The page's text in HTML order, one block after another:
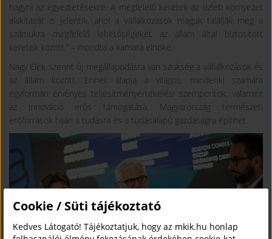
hagyni az egyeztetésekre. A megfelelő keretek az üzleti környezet
alakítását is jelentik, ahol a vállalkozások maguk találják meg a
számukra megfelelő lehetőségeket az állam által biztosított
keretek között.” – mondta a kamara elnöke.
Nagy Elek szerint új megállapodásra van szükség a vállalkozások és
az állam között. Ennek alapja a világos, mindenki számára
egyformán érvényes teljesítményértékelési szempontok, valamint
az innováció erős támogatása. Magyarország természeti
erőforrások híján a tudásra és a tudásalapú gazdaságra építhet.
Cookie / Süti tájékoztató
Kedves Látogató! Tájékoztatjuk, hogy az mkik.hu honlap